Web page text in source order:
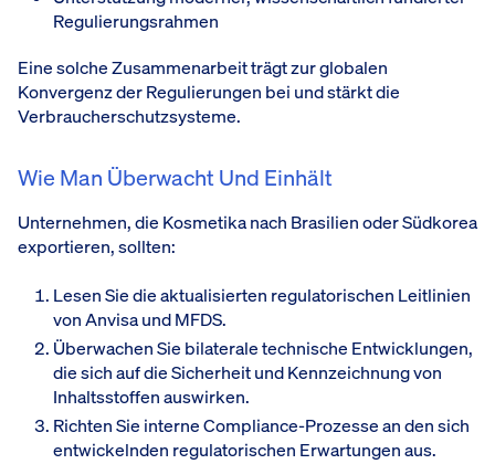
Regulierungsrahmen
Eine solche Zusammenarbeit trägt zur globalen
Konvergenz der Regulierungen bei und stärkt die
Verbraucherschutzsysteme.
Wie Man Überwacht Und Einhält
Unternehmen, die Kosmetika nach Brasilien oder Südkorea
exportieren, sollten:
Lesen Sie die aktualisierten regulatorischen Leitlinien
von Anvisa und MFDS.
Überwachen Sie bilaterale technische Entwicklungen,
die sich auf die Sicherheit und Kennzeichnung von
Inhaltsstoffen auswirken.
Richten Sie interne Compliance-Prozesse an den sich
entwickelnden regulatorischen Erwartungen aus.